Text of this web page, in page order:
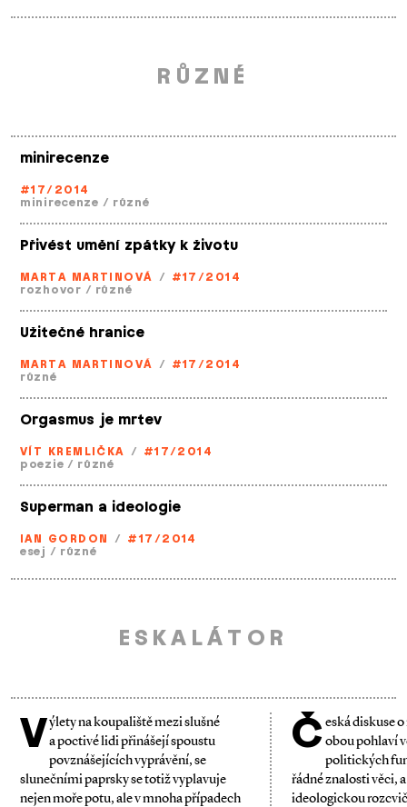
RŮZNÉ
minirecenze
#17/2014
minirecenze / různé
Přivést umění zpátky k životu
MARTA MARTINOVÁ / #17/2014
rozhovor / různé
Užitečné hranice
MARTA MARTINOVÁ / #17/2014
různé
Orgasmus je mrtev
VÍT KREMLIČKA / #17/2014
poezie / různé
Superman a ideologie
IAN GORDON / #17/2014
esej / různé
ESKALÁTOR
V
ýlety na koupaliště mezi slušné
a poctivé lidi přinášejí spoustu
povznášejících vyprávění, se
slunečními paprsky se totiž vyplavuje
nejen moře potu, ale v mnoha případech
Č
eská diskuse
obou pohlaví
politických
řádné znalosti věci,
ideologickou